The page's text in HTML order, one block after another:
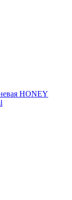
HONEY